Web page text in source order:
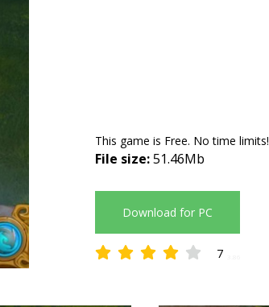
This game is Free. No time limits!
File size:51.46Mb
Download for PC
7